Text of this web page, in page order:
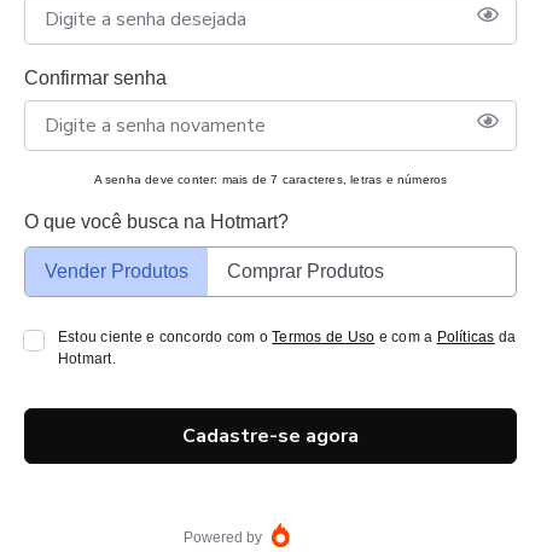
Confirmar senha
A senha deve conter: mais de 7 caracteres, letras e números
O que você busca na Hotmart?
Vender Produtos Comprar Produtos
Estou ciente e concordo com oTermos de Uso e com a Políticas da
Hotmart.
Cadastre-se agora
Powered by